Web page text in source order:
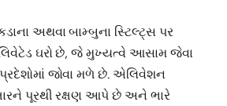
અથવા બામ્બુના સ્ટિલ્ટ્સ પર
ઘરો છે, જે મુખ્યત્વે આસામ જેવા
જોવા મળે છે. એલિવેશન
પૂરથી રક્ષણ આપે છે અને ભારે